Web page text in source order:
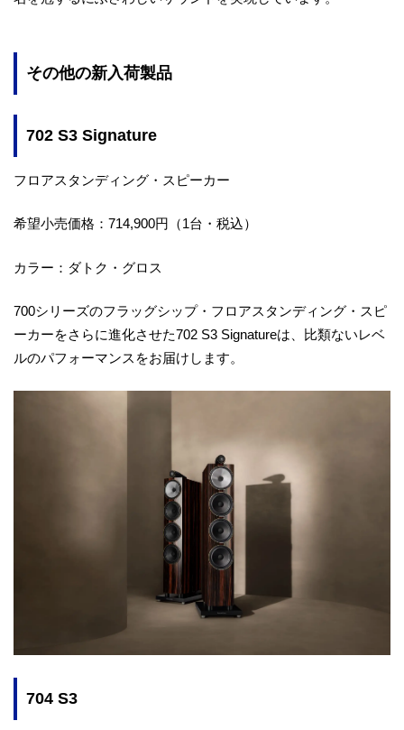
その他の新入荷製品
702 S3 Signature
フロアスタンディング・スピーカー
希望小売価格：714,900円（1台・税込）
カラー：ダトク・グロス
700シリーズのフラッグシップ・フロアスタンディング・スピ
ーカーをさらに進化させた702 S3 Signatureは、比類ないレベ
ルのパフォーマンスをお届けします。
704 S3